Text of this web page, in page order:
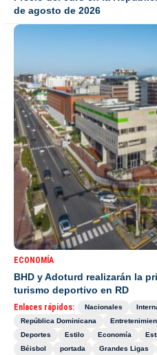
de agosto de 2026
ECONOMÍA
BHD y Adoturd realizarán la
turismo deportivo en RD
Enlaces rápidos: Nacionales
República Dominicana
Deportes
Estilo Economía
Béisbol
portada Grandes Ligas